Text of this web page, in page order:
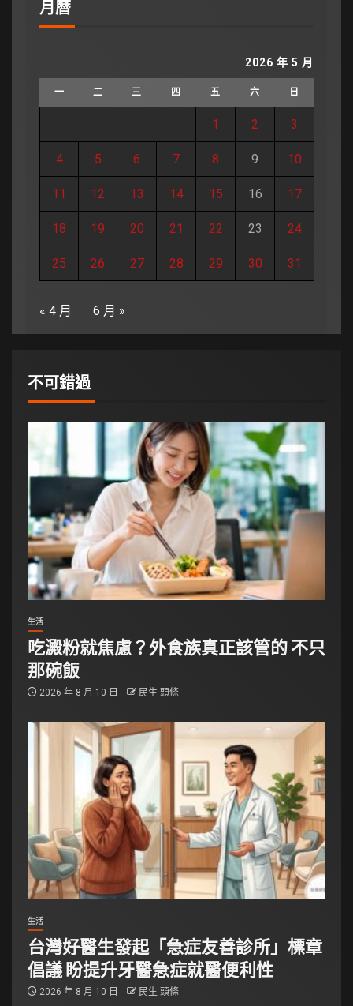
月曆
2026 年 5 月
一 二 三 四 五 六 日
1 2 3
4 5 6 7 8 9 10
11 12 13 14 15 16 17
18 19 20 21 22 23 24
25 26 27 28 29 30 31
« 4 月 6 月 »
不可錯過
生活
吃澱粉就焦慮？外食族真正該管的 不只
那碗飯
2026 年 8 月 10 日 民生 頭條
生活
台灣好醫生發起「急症友善診所」標章
倡議 盼提升牙醫急症就醫便利性
2026 年 8 月 10 日 民生 頭條